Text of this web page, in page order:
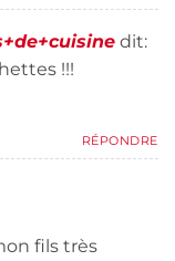
dit:
!!!
RÉPONDRE
fils très